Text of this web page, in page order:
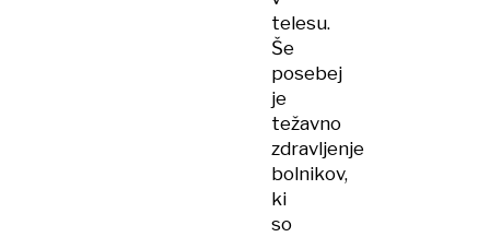
telesu.
Še
posebej
je
težavno
zdravljenje
bolnikov,
ki
so